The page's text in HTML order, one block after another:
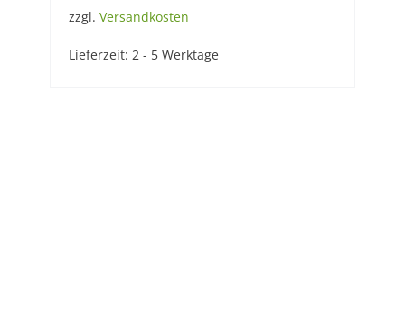
zzgl. Versandkosten
Lieferzeit: 2 - 5 Werktage